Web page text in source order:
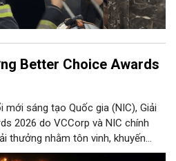
Better Choice Awards
sáng tạo Quốc gia (NIC), Giải
2026 do VCCorp và NIC chính
thưởng nhằm tôn vinh, khuyến
mới, sáng tạo, áp dụng trong đời